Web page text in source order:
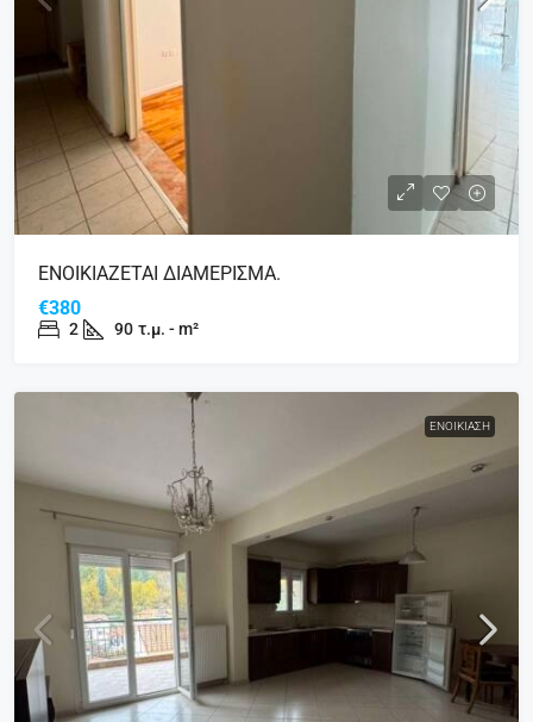
ΕΝΟΙΚΙΑΖΕΤΑΙ ΔΙΑΜΕΡΙΣΜΑ.
€380
2 90 τ.μ. - m²
ΕΝΟΙΚΊΑΣΗ